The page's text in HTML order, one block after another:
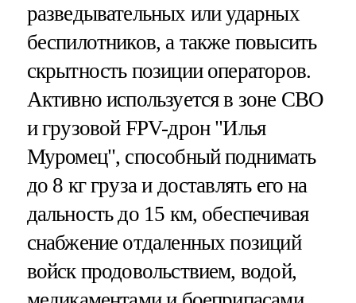
разведывательных или ударных
беспилотников, а также повысить
скрытность позиции операторов.
Активно используется в зоне СВО
и грузовой FPV-дрон "Илья
Муромец", способный поднимать
до 8 кг груза и доставлять его на
дальность до 15 км, обеспечивая
снабжение отдаленных позиций
войск продовольствием, водой,